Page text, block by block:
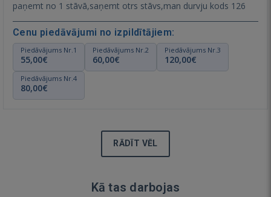
paņemt no 1 stāvā,saņemt otrs stāvs,man durvju kods 126
Cenu piedāvājumi no izpildītājiem:
Piedāvājums Nr.1
55,00€
Piedāvājums Nr.2
60,00€
Piedāvājums Nr.3
120,00€
Piedāvājums Nr.4
80,00€
RĀDĪT VĒL
Kā tas darbojas